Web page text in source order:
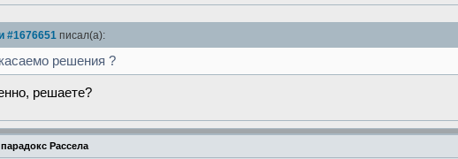
#1676651 писал(а):
решения ?
решаете?
Рассела